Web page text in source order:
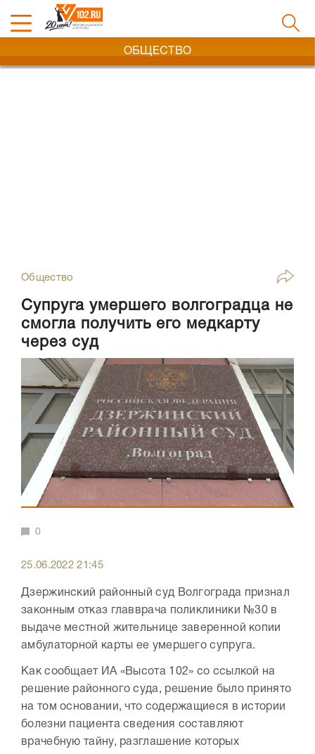
ОБЩЕСТВО
Общество
Супруга умершего волгоградца не
смогла получить его медкарту
через суд
0
25.06.2022 21:45
Дзержинский районный суд Волгограда признал
законным отказ главврача поликлиники №30 в
выдаче местной жительнице заверенной копии
амбулаторной карты ее умершего супруга.
Как сообщает ИА «Высота 102» со ссылкой на
решение районного суда, решение было принято
на том основании, что содержащиеся в истории
болезни пациента сведения составляют
врачебную тайну, разглашение которых